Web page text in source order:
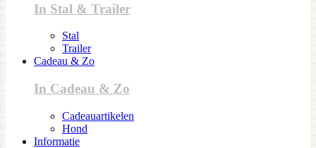
In Stal & Trailer
Stal
Trailer
Cadeau & Zo
In Cadeau & Zo
Cadeauartikelen
Hond
Informatie